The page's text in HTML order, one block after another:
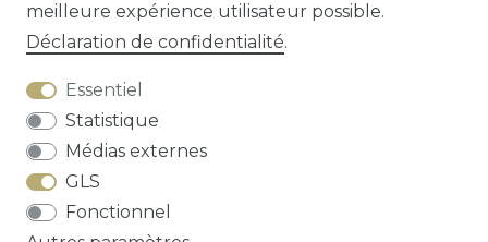
Question sur cet article?
Droit de rétractation
confidentialité
meilleure expérience utilisateur possible.
Déclaration de confidentialité.
Essentiel
Statistique
Médias externes
GLS
Fonctionnel